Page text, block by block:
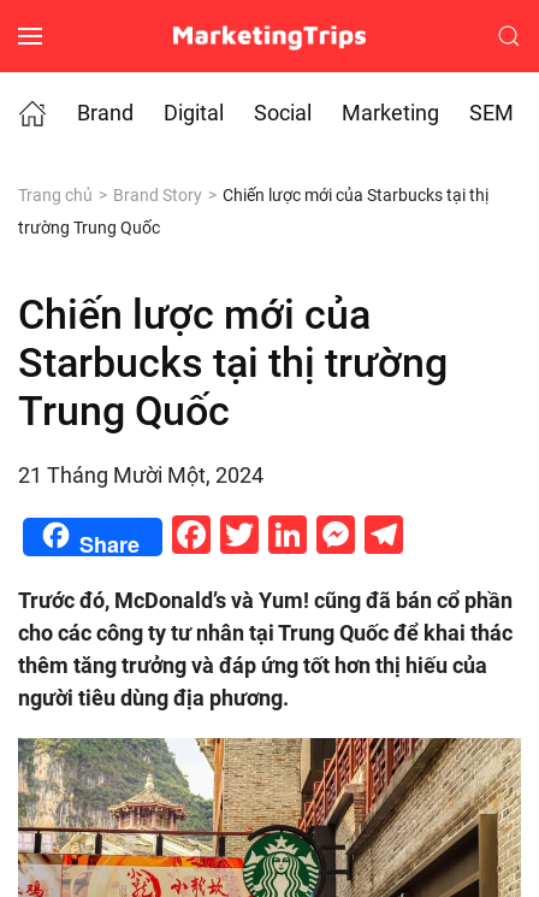
Skip to main content
Brand
Digital Social Marketing SEM
Trang chủ Brand Story
Chiến lược mới của Starbucks tại thị
trường Trung Quốc
Chiến lược mới của
Starbucks tại thị trường
Trung Quốc
21 Tháng Mười Một, 2024
Share Facebook
Twitter
LinkedIn
Trước đó, McDonald’s và Yum! cũng đã bán cổ phần
cho các công ty tư nhân tại Trung Quốc để khai thác
thêm tăng trưởng và đáp ứng tốt hơn thị hiếu của
người tiêu dùng địa phương.